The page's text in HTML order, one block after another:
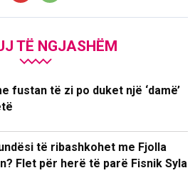
TË NGJASHËM
fustan të zi po duket një ‘damë’
të ribashkohet me Fjolla
Flet për herë të parë Fisnik Syla